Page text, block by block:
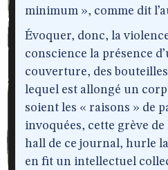
minimum », comme dit
Évoquer, donc, la
conscience la présence
couverture, des
lequel est allongé un
soient les « raisons » de
invoquées, cette grève
hall de ce journal, hurle
en fit un intellectuel